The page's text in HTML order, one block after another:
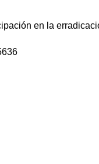
en la